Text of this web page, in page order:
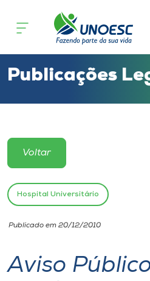
Cursos
Atendimento ao Estudante
Portal de Ensino
Unoesc
Internacionalização
Publicações
Voltar
Hospital Universitário
Publicado em 20/12/2010
Aviso